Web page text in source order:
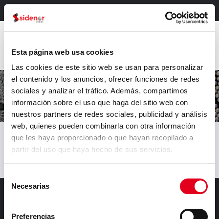
Esta página web usa cookies
Las cookies de este sitio web se usan para personalizar
el contenido y los anuncios, ofrecer funciones de redes
sociales y analizar el tráfico. Además, compartimos
información sobre el uso que haga del sitio web con
nuestros partners de redes sociales, publicidad y análisis
web, quienes pueden combinarla con otra información
que les haya proporcionado o que hayan recopilado a
partir del uso que haya hecho de sus servicios.
Selección
Necesarias
Preferencias
Intranet
prueba traducción
Home > prueba traducción
castellano